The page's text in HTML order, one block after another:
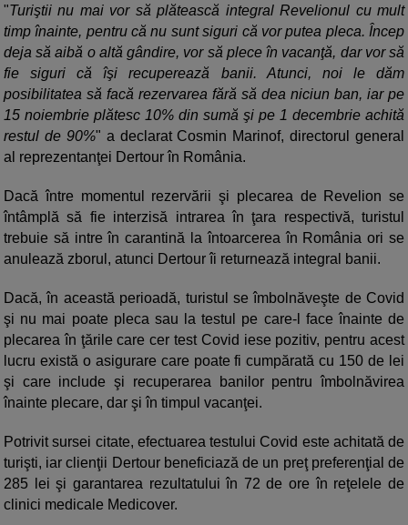
"Turiştii nu mai vor să plătească integral Revelionul cu mult
timp înainte, pentru că nu sunt siguri că vor putea pleca. Încep
deja să aibă o altă gândire, vor să plece în vacanţă, dar vor să
fie siguri că îşi recuperează banii. Atunci, noi le dăm
posibilitatea să facă rezervarea fără să dea niciun ban, iar pe
15 noiembrie plătesc 10% din sumă şi pe 1 decembrie achită
restul de 90%" a declarat Cosmin Marinof, directorul general
al reprezentanţei Dertour în România.
Dacă între momentul rezervării şi plecarea de Revelion se
întâmplă să fie interzisă intrarea în ţara respectivă, turistul
trebuie să intre în carantină la întoarcerea în România ori se
anulează zborul, atunci Dertour îi returnează integral banii.
Dacă, în această perioadă, turistul se îmbolnăveşte de Covid
şi nu mai poate pleca sau la testul pe care-l face înainte de
plecarea în ţările care cer test Covid iese pozitiv, pentru acest
lucru există o asigurare care poate fi cumpărată cu 150 de lei
şi care include şi recuperarea banilor pentru îmbolnăvirea
înainte plecare, dar şi în timpul vacanţei.
Potrivit sursei citate, efectuarea testului Covid este achitată de
turişti, iar clienţii Dertour beneficiază de un preţ preferenţial de
285 lei şi garantarea rezultatului în 72 de ore în reţelele de
clinici medicale Medicover.